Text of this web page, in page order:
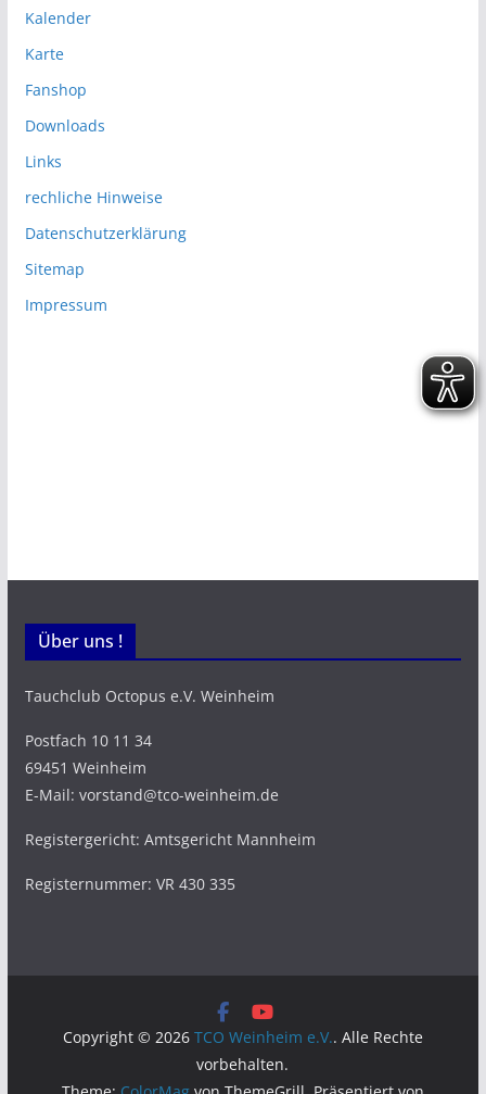
Kalender
Karte
Fanshop
Downloads
Links
rechliche Hinweise
Datenschutzerklärung
Sitemap
Impressum
Über uns !
Tauchclub Octopus e.V. Weinheim
Postfach 10 11 34
69451 Weinheim
E-Mail: vorstand@tco-weinheim.de
Registergericht: Amtsgericht Mannheim
Registernummer: VR 430 335
Copyright © 2026 TCO Weinheim e.V.. Alle Rechte
vorbehalten.